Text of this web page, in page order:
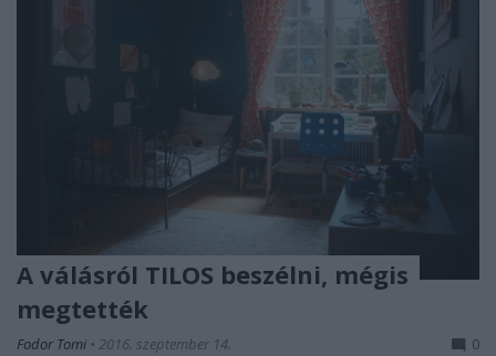
A válásról TILOS beszélni, mégis
megtették
Fodor Tomi • 2016. szeptember 14. 0